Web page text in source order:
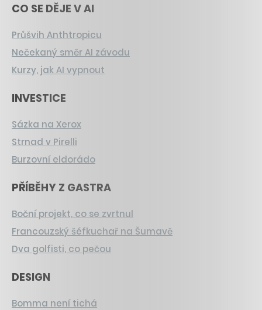
CO SE DĚJE V AI
Průšvih Anthtropicu
Nečekaný směr AI závodu
Kurzy, jak AI vypnout
INVESTICE
Sázka na Xerox
Strnad v Pirelli
Burzovní eldorádo
PŘÍBĚHY Z GASTRA
Boční projekt, co se zvrtnul
Francouzský šéfkuchař na Šumavě
Dva golfisti, co pečou
DESIGN
Bomma není tichá